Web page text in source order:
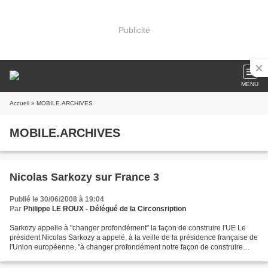
Publicité
MENU
Accueil » MOBILE.ARCHIVES
MOBILE.ARCHIVES
Nicolas Sarkozy sur France 3
Publié le 30/06/2008 à 19:04
Par Philippe LE ROUX - Délégué de la Circonsription
Sarkozy appelle à "changer profondément" la façon de construire l'UE Le
président Nicolas Sarkozy a appelé, à la veille de la présidence française de
l'Union européenne, "à changer profondément notre façon de construire